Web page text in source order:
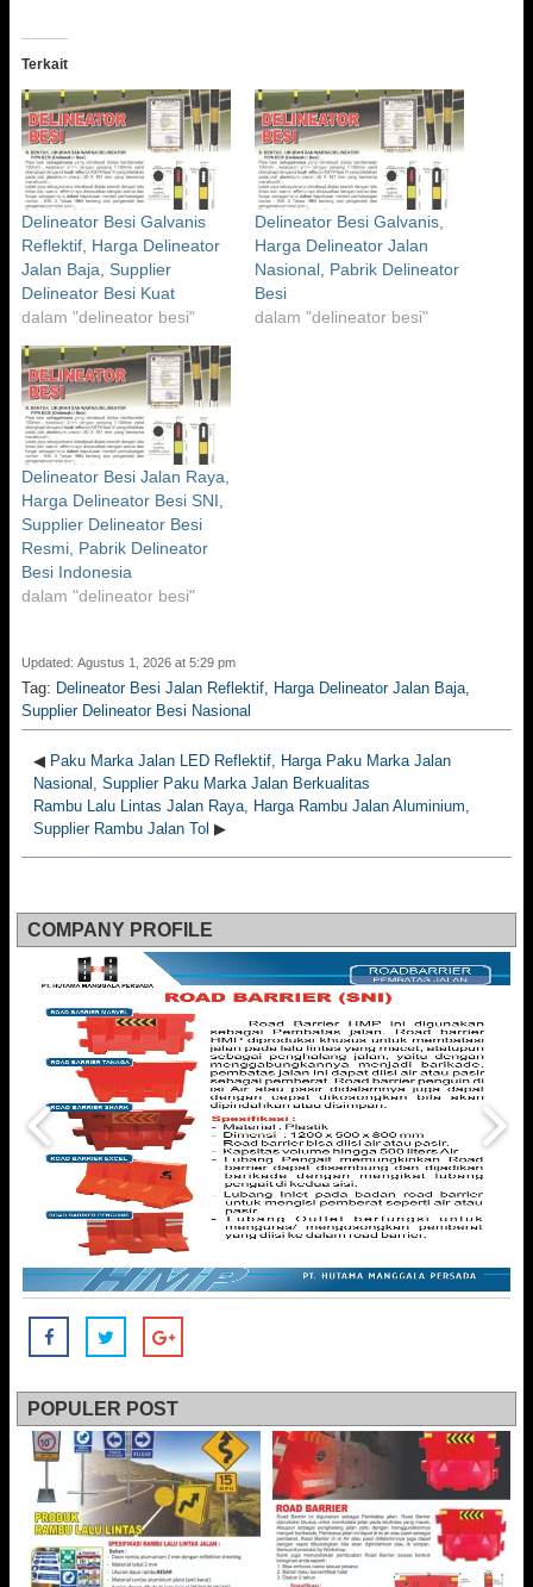
Terkait
Delineator Besi Galvanis
Reflektif, Harga Delineator
Jalan Baja, Supplier
Delineator Besi Kuat
dalam "delineator besi"
Delineator Besi Galvanis,
Harga Delineator Jalan
Nasional, Pabrik Delineator
Besi
dalam "delineator besi"
Delineator Besi Jalan Raya,
Harga Delineator Besi SNI,
Supplier Delineator Besi
Resmi, Pabrik Delineator
Besi Indonesia
dalam "delineator besi"
Updated: Agustus 1, 2026 at 5:29 pm
Tag: Delineator Besi Jalan Reflektif, Harga Delineator Jalan Baja,
Supplier Delineator Besi Nasional
◀ Paku Marka Jalan LED Reflektif, Harga Paku Marka Jalan
Nasional, Supplier Paku Marka Jalan Berkualitas
Rambu Lalu Lintas Jalan Raya, Harga Rambu Jalan Aluminium,
Supplier Rambu Jalan Tol ▶
COMPANY PROFILE
POPULER POST